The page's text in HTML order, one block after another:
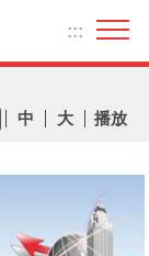
:::
中 大 播放